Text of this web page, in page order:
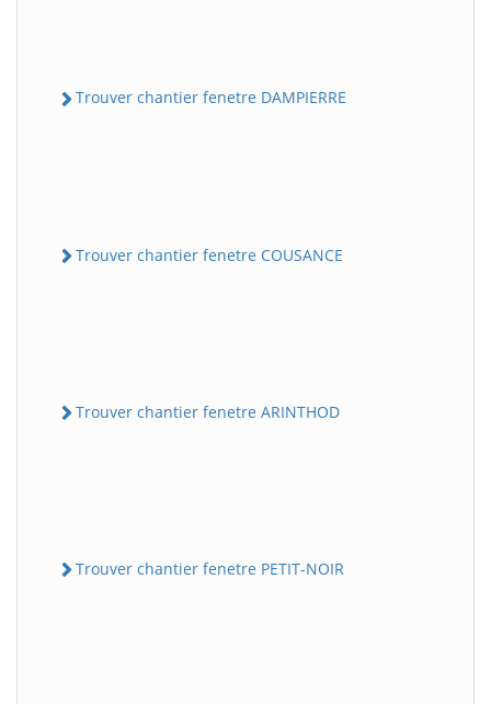
Trouver chantier fenetre DAMPIERRE
Trouver chantier fenetre COUSANCE
Trouver chantier fenetre ARINTHOD
Trouver chantier fenetre PETIT-NOIR